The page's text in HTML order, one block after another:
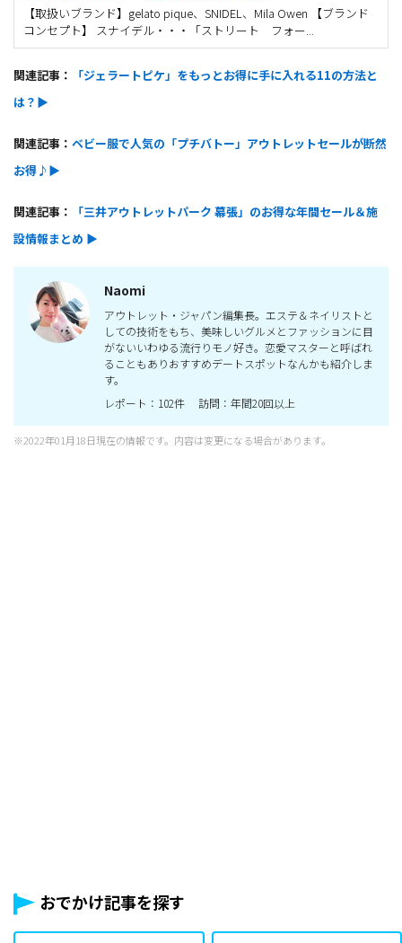
【取扱いブランド】gelato pique、SNIDEL、Mila Owen 【ブランド
コンセプト】 スナイデル・・・「ストリート フォー...
関連記事：
「ジェラートピケ」をもっとお得に手に入れる11の方法と
は？▶
関連記事： ベビー服で人気の「プチバトー」アウトレットセールが断然
お得♪▶
関連記事：
「三井アウトレットパーク 幕張」のお得な年間セール＆施
設情報まとめ ▶
Naomi
アウトレット・ジャパン編集長。エステ＆ネイリストと
しての技術をもち、美味しいグルメとファッションに目
がないいわゆる流行りモノ好き。恋愛マスターと呼ばれ
ることもありおすすめデートスポットなんかも紹介しま
す。
レポート：102件 訪問：年間20回以上
※2022年01月18日現在の情報です。内容は変更になる場合があります。
おでかけ記事を探す